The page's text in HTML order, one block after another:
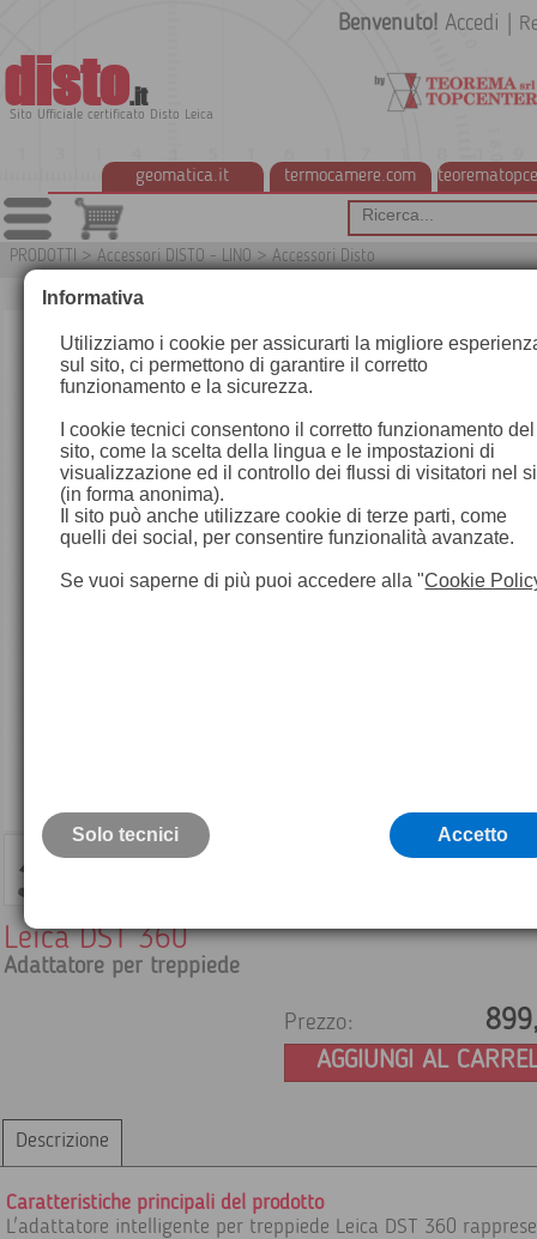
disto.it
Sito Ufficiale certificato Disto Leica
geomatica.it termocamere.com
Benvenuto! Accedi
PRODOTTI > Accessori DISTO - LINO > Accessori Disto
Leica DST 360
Adattatore per treppiede
Prezzo:
AGGIUNGI AL
Descrizione
Caratteristiche principali del prodotto
L'adattatore intelligente per treppiede Leica DST 360
Informativa
Utilizziamo i cookie per assicurarti la migliore
sul sito, ci permettono di garantire il corretto
funzionamento e la sicurezza.
I cookie tecnici consentono il corretto funzionamento del
sito, come la scelta della lingua e le impostazioni di
visualizzazione ed il controllo dei flussi di visitatori nel
(in forma anonima).
Il sito può anche utilizzare cookie di terze parti, come
quelli dei social, per consentire funzionalità avanzate.
Se vuoi saperne di più puoi accedere alla "Cookie
Solo tecnici Accetto